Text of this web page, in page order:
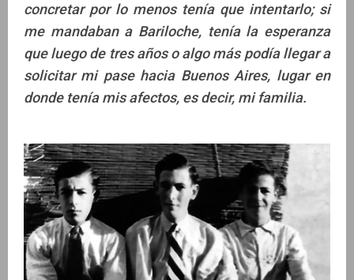
concretar por lo menos tenía que intentarlo; si
me mandaban a Bariloche, tenía la esperanza
que luego de tres años o algo más podía llegar a
solicitar mi pase hacia Buenos Aires, lugar en
donde tenía mis afectos, es decir, mi familia.